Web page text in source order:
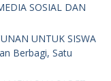
SOSIAL DAN
UNTUK SISWA
Berbagi, Satu